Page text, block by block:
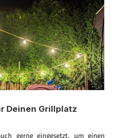
Deinen Grillplatz
gerne eingesetzt, um einen